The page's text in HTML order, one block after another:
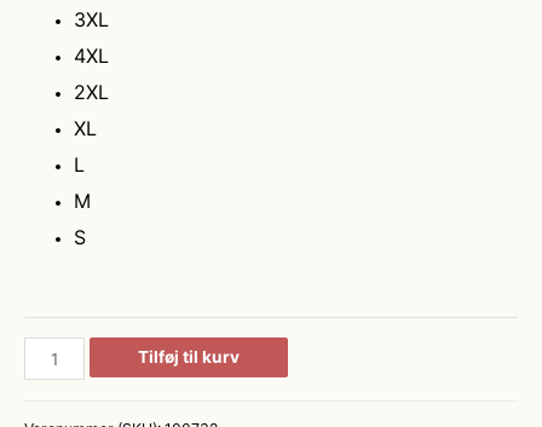
3XL
4XL
2XL
XL
L
M
S
Kansas
Skjorte
Tilføj til kurv